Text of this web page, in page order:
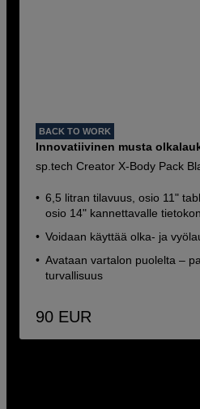
BACK TO WORK
Innovatiivinen musta
sp.tech Creator X-Body Pack
6,5 litran tilavuus, osio 11"
osio 14" kannettavalle
Voidaan käyttää olka- ja
Avataan vartalon puolelta –
turvallisuus
90 EUR